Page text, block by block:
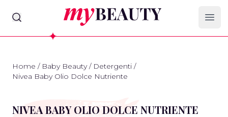
myBeauty
Home / Baby Beauty / Detergenti /
Nivea Baby Olio Dolce Nutriente
NIVEA BABY OLIO DOLCE NUTRIENTE